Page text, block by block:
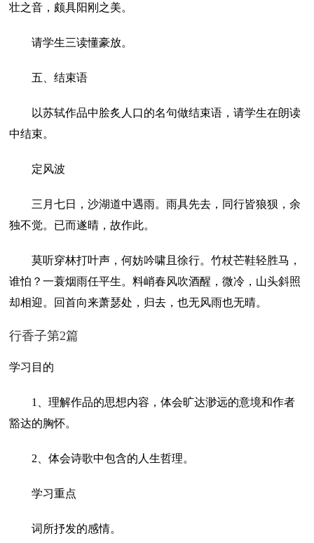
壮之音，颇具阳刚之美。
请学生三读懂豪放。
五、结束语
以苏轼作品中脍炙人口的名句做结束语，请学生在朗读
中结束。
定风波
三月七日，沙湖道中遇雨。雨具先去，同行皆狼狈，余
独不觉。已而遂晴，故作此。
莫听穿林打叶声，何妨吟啸且徐行。竹杖芒鞋轻胜马，
谁怕？一蓑烟雨任平生。料峭春风吹酒醒，微冷，山头斜照
却相迎。回首向来萧瑟处，归去，也无风雨也无晴。
行香子第2篇
学习目的
1、理解作品的思想内容，体会旷达渺远的意境和作者
豁达的胸怀。
2、体会诗歌中包含的人生哲理。
学习重点
词所抒发的感情。